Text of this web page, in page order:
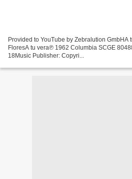
Provided to YouTube by Zebralution GmbHA
FloresA tu vera℗ 1962 Columbia SCGE
18Music Publisher: Copyri...